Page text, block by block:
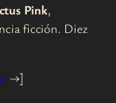
Pink,
ficción. Diez
→]